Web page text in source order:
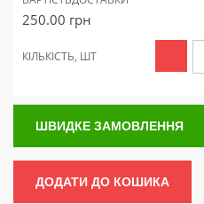
250.00 грн
КІЛЬКІСТЬ, ШТ
ШВИДКЕ ЗАМОВЛЕННЯ
ДОДАТИ ДО КОШИКА